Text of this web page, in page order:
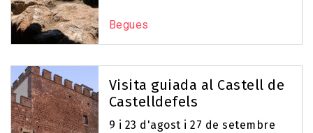
Begues
Visita guiada al Castell de
Castelldefels
9 i 23 d'agost i 27 de setembre